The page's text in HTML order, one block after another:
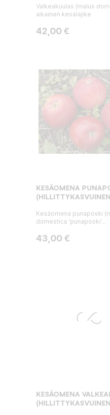
Valkeakuulas (malus
aikainen kesälajike
Hinta
42,00 €
KESÄOMENA
Kesäomena punaposki
domestica 'punaposki'...
Hinta
43,00 €
KESÄOMENA